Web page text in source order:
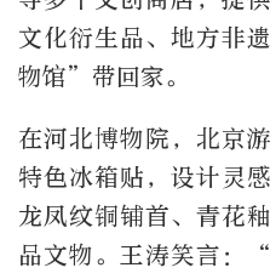
文化衍生品、地方非
物馆”带回家。
在河北博物院，北京
特色冰箱贴，设计灵
龙凤纹铜铺首、青花
品文物。王涛笑言：